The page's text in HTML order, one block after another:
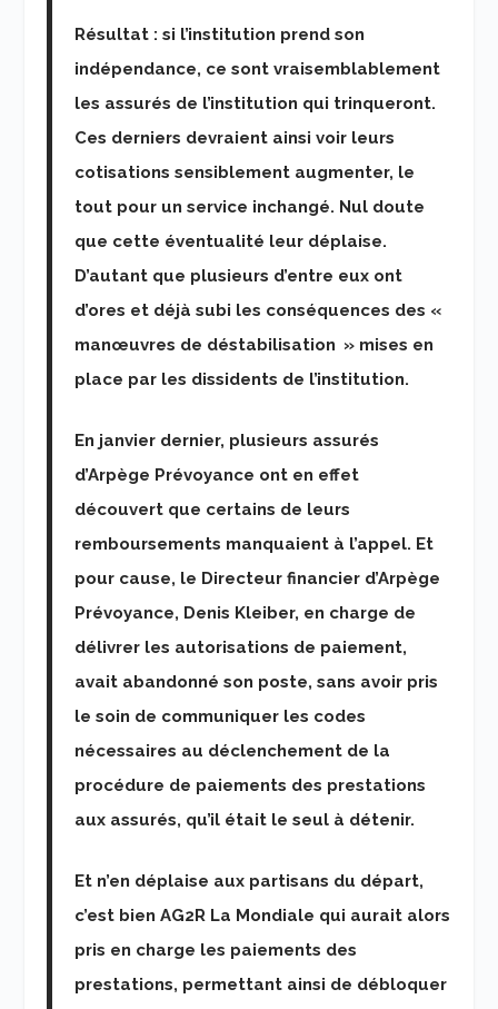
Résultat : si l’institution prend son
indépendance, ce sont vraisemblablement
les assurés de l’institution qui trinqueront.
Ces derniers devraient ainsi voir leurs
cotisations sensiblement augmenter, le
tout pour un service inchangé. Nul doute
que cette éventualité leur déplaise.
D’autant que plusieurs d’entre eux ont
d’ores et déjà subi les conséquences des «
manœuvres de déstabilisation » mises en
place par les dissidents de l’institution.
En janvier dernier, plusieurs assurés
d’Arpège Prévoyance ont en effet
découvert que certains de leurs
remboursements manquaient à l’appel. Et
pour cause, le Directeur financier d’Arpège
Prévoyance, Denis Kleiber, en charge de
délivrer les autorisations de paiement,
avait abandonné son poste, sans avoir pris
le soin de communiquer les codes
nécessaires au déclenchement de la
procédure de paiements des prestations
aux assurés, qu’il était le seul à détenir.
Et n’en déplaise aux partisans du départ,
c’est bien AG2R La Mondiale qui aurait alors
pris en charge les paiements des
prestations, permettant ainsi de débloquer